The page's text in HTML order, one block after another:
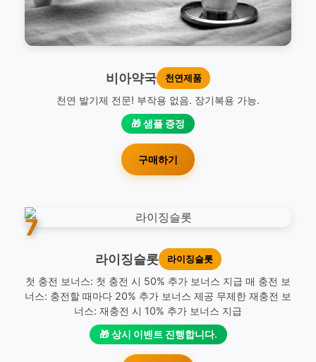
비아약국 천연제품
천연 발기제 전문! 부작용 없음. 장기복용 가능.
🎁 샘플 증정
구매하기
7
라이징슬롯 라이징슬롯
첫 충전 보너스: 첫 충전 시 50% 추가 보너스 지급 매 충전 보
너스: 충전할 때마다 20% 추가 보너스 제공 무제한 재충전 보
너스: 재충전 시 10% 추가 보너스 지급
🎁 상시 이벤트 진행합니다.